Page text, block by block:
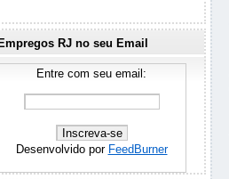
Empregos RJ no seu Email
Entre com seu email:
Desenvolvido por FeedBurner